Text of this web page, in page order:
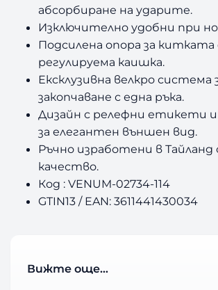
абсорбиране на ударите.
Изключително удобни при
Подсилена опора за китката
регулируема каишка.
Ексклузивна велкро система
закопчаване с една ръка.
Дизайн с релефни етикети и
за елегантен външен вид.
Ръчно изработени в Тайланд
качество.
Код : VENUM-02734-114
GTIN13 / EAN: 3611441430034
Вижте още…